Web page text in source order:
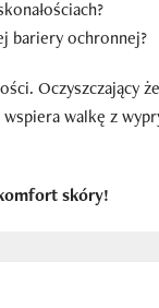
bariery ochronnej?
Oczyszczający
walkę z
skóry!